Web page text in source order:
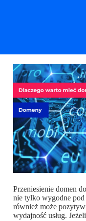
Przeniesienie domen
nie tylko wygodne pod
również może
wydajność usług.